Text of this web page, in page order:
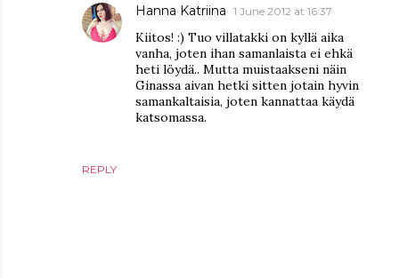
REPLY
Hanna Katriina 1 June 2012 at 16:37
Kiitos! :) Tuo villatakki on kyllä aika
vanha, joten ihan samanlaista ei ehkä
heti löydä.. Mutta muistaakseni näin
Ginassa aivan hetki sitten jotain hyvin
samankaltaisia, joten kannattaa käydä
katsomassa.